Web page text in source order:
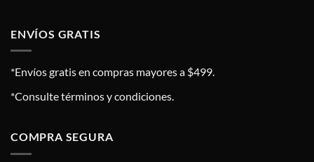
ENVÍOS GRATIS
*Envíos gratis en compras mayores a $499.
*Consulte términos y condiciones.
COMPRA SEGURA